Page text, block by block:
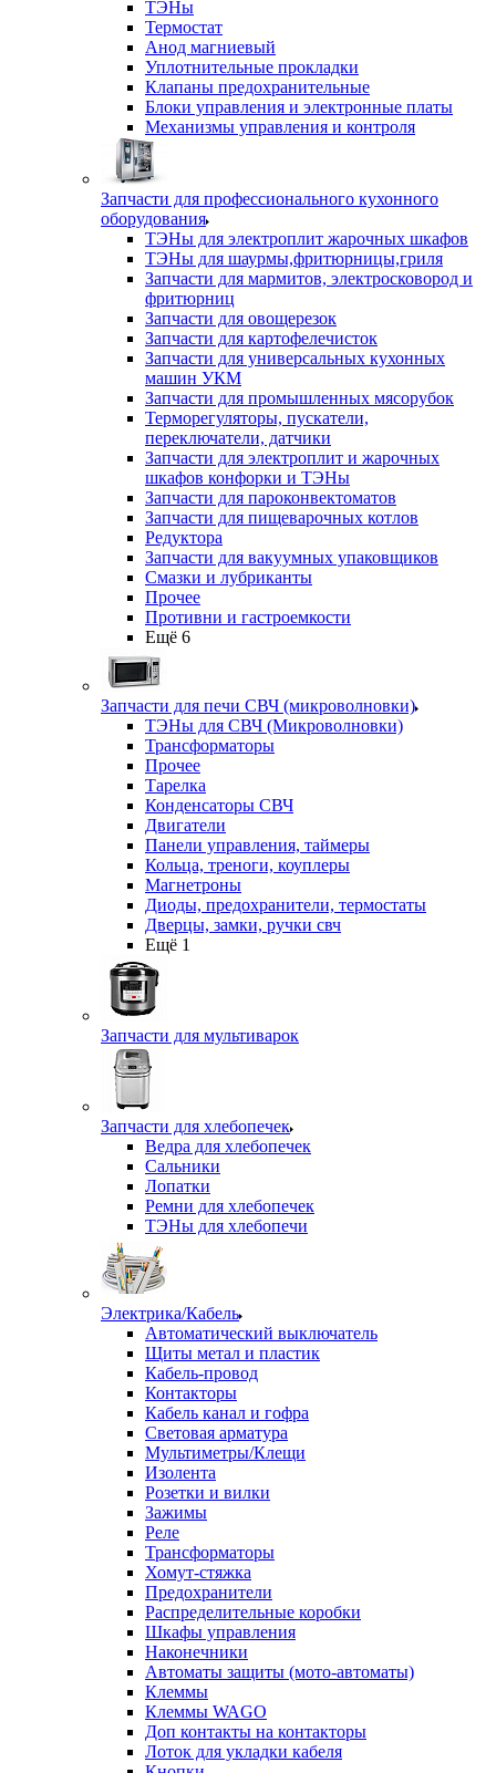
ТЭНы
Термостат
Анод магниевый
Уплотнительные прокладки
Клапаны предохранительные
Блоки управления и электронные платы
Механизмы управления и контроля
Запчасти для профессионального кухонного
оборудования
ТЭНы для электроплит жарочных шкафов
ТЭНы для шаурмы,фритюрницы,гриля
Запчасти для мармитов, электросковород и
фритюрниц
Запчасти для овощерезок
Запчасти для картофелечисток
Запчасти для универсальных кухонных
машин УКМ
Запчасти для промышленных мясорубок
Терморегуляторы, пускатели,
переключатели, датчики
Запчасти для электроплит и жарочных
шкафов конфорки и ТЭНы
Запчасти для пароконвектоматов
Запчасти для пищеварочных котлов
Редуктора
Запчасти для вакуумных упаковщиков
Смазки и лубриканты
Прочее
Противни и гастроемкости
Ещё 6
Запчасти для печи СВЧ (микроволновки)
ТЭНы для СВЧ (Микроволновки)
Трансформаторы
Прочее
Тарелка
Конденсаторы СВЧ
Двигатели
Панели управления, таймеры
Кольца, треноги, коуплеры
Магнетроны
Диоды, предохранители, термостаты
Дверцы, замки, ручки свч
Ещё 1
Запчасти для мультиварок
Запчасти для хлебопечек
Ведра для хлебопечек
Сальники
Лопатки
Ремни для хлебопечек
ТЭНы для хлебопечи
Электрика/Кабель
Автоматический выключатель
Щиты метал и пластик
Кабель-провод
Контакторы
Кабель канал и гофра
Световая арматура
Мультиметры/Клещи
Изолента
Розетки и вилки
Зажимы
Реле
Трансформаторы
Хомут-стяжка
Предохранители
Распределительные коробки
Шкафы управления
Наконечники
Автоматы защиты (мото-автоматы)
Клеммы
Клеммы WAGO
Доп контакты на контакторы
Лоток для укладки кабеля